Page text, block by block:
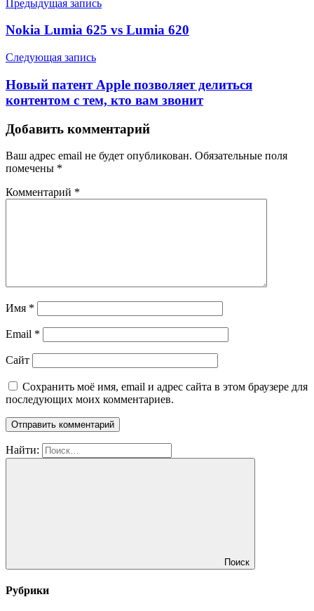
Предыдущая запись
Nokia Lumia 625 vs Lumia 620
Следующая запись
Новый патент Apple позволяет делиться
контентом с тем, кто вам звонит
Добавить комментарий
Ваш адрес email не будет опубликован. Обязательные поля
помечены *
Комментарий *
Имя *
Email *
Сайт
Сохранить моё имя, email и адрес сайта в этом браузере для
последующих моих комментариев.
Найти:
Поиск
Рубрики